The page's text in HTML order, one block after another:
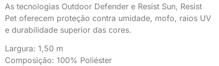
As tecnologias Outdoor Defender e Resist Sun, Resist
Pet oferecem proteção contra umidade, mofo, raios UV
e durabilidade superior das cores.
Largura: 1,50 m
Composição: 100% Poliéster